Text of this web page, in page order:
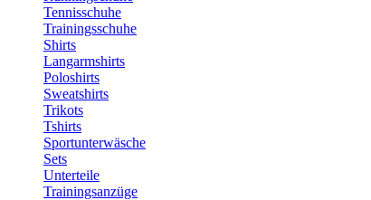
Tennisschuhe
Trainingsschuhe
Shirts
Langarmshirts
Poloshirts
Sweatshirts
Trikots
Tshirts
Sportunterwäsche
Sets
Unterteile
Trainingsanzüge